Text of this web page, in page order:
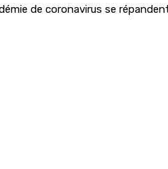
de coronavirus se